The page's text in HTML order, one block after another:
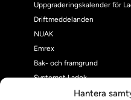
Hantera
Uppgraderingskalender för
Driftmeddelanden
NUAK
Emrex
Bak- och framgrund
Systemet Ladok
Verifiera eller kontrollera